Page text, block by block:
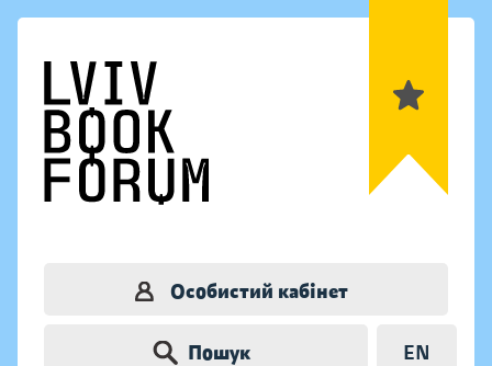
Особистий кабінет
Пошук EN